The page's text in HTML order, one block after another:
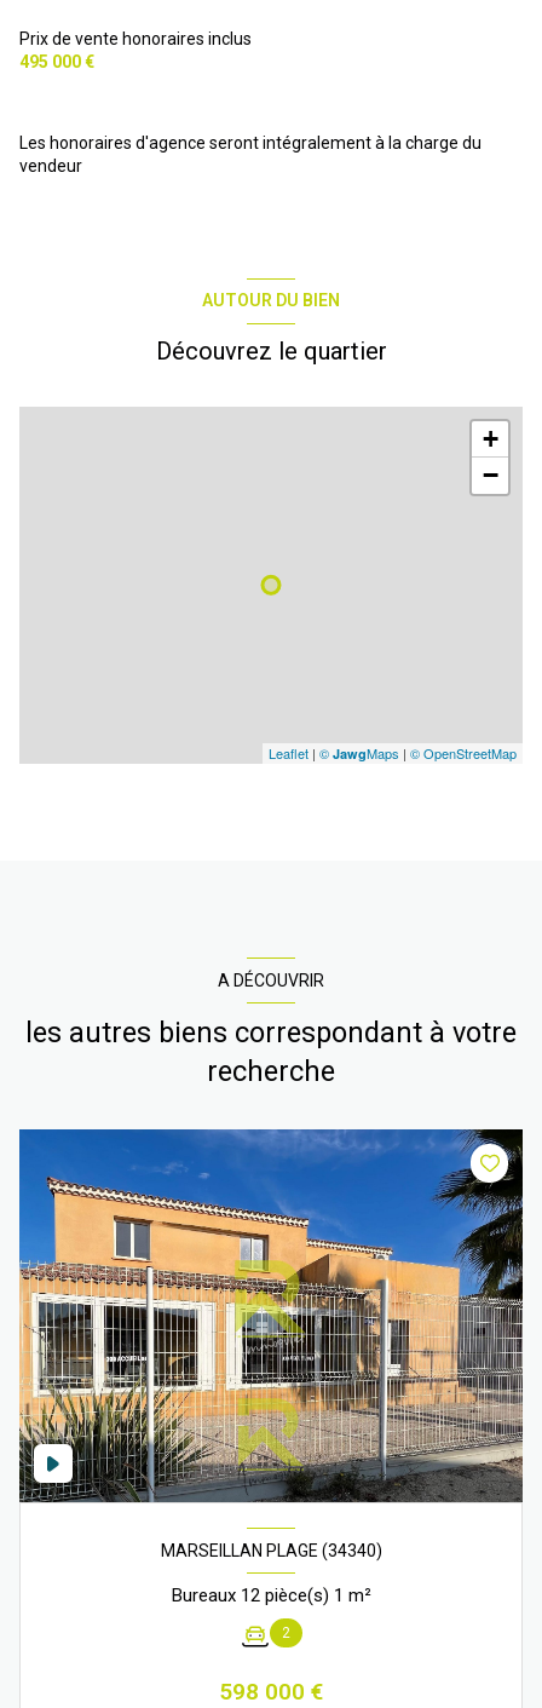
Prix de vente honoraires inclus
495 000 €
Les honoraires d'agence seront intégralement à la charge du
vendeur
AUTOUR DU BIEN
Découvrez le quartier
+
−
Leaflet | © JawgMaps | © OpenStreetMap
A DÉCOUVRIR
les autres biens correspondant à votre
recherche
MARSEILLAN PLAGE (34340)
Bureaux 12 pièce(s) 1 m²
2
598 000 €